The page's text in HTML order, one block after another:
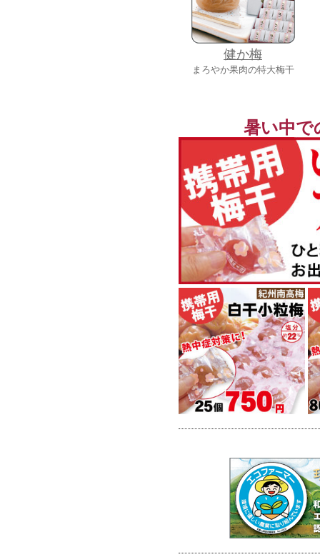
健か梅
まろやか果肉の特大梅干
暑い中で